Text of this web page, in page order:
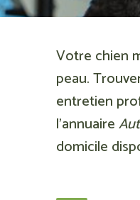
Votre chien
peau.
entretien
l’annuaire
domicile